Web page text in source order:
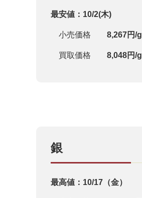
最安値：10/2(木)
小売価格 8,267円/g
買取価格 8,048円/g
銀
最高値：10/17（金）